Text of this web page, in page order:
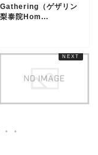
Gathering（ゲザリン
泰院Hom...